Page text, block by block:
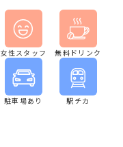
女性スタッフ 無料ドリンク
駐車場あり 駅チカ